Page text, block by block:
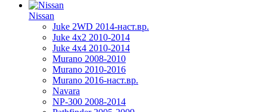
Nissan
Juke 2WD 2014-наст.вр.
Juke 4x2 2010-2014
Juke 4x4 2010-2014
Murano 2008-2010
Murano 2010-2016
Murano 2016-наст.вр.
Navara
NP-300 2008-2014